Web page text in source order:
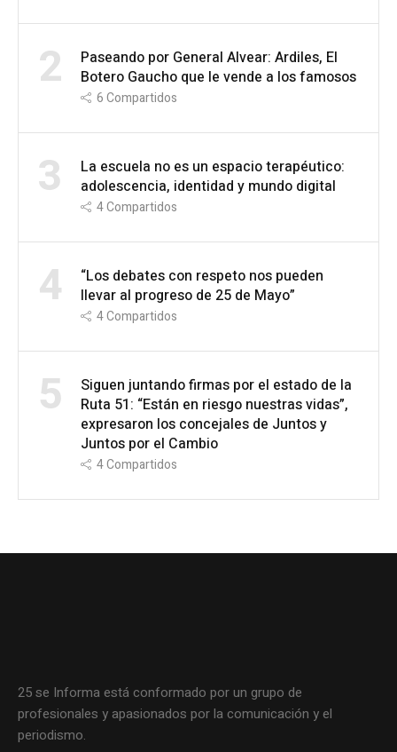
2
Paseando por General Alvear: Ardiles, El
Botero Gaucho que le vende a los famosos
6Compartidos
3
La escuela no es un espacio terapéutico:
adolescencia, identidad y mundo digital
4Compartidos
4
“Los debates con respeto nos pueden
llevar al progreso de 25 de Mayo”
4Compartidos
5
Siguen juntando firmas por el estado de la
Ruta 51: “Están en riesgo nuestras vidas”,
expresaron los concejales de Juntos y
Juntos por el Cambio
4Compartidos
25 se Informa está conformado por un grupo de
profesionales y apasionados por la comunicación y el
periodismo.